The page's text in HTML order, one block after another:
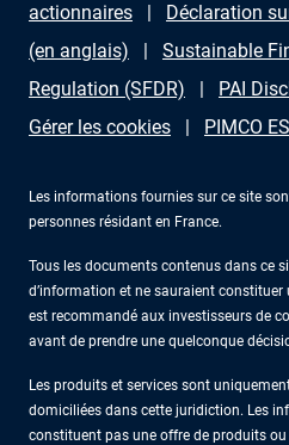
actionnaires
Déclaration
(en anglais)
Sustainable
Regulation (SFDR)
PAI
Gérer les cookies
PIMCO
Les informations fournies sur ce site
personnes résidant en France.
Tous les documents contenus dans ce
d’information et ne sauraient constituer
est recommandé aux investisseurs de
avant de prendre une quelconque
Les produits et services sont
domiciliées dans cette juridiction. Les
constituent pas une offre de produits